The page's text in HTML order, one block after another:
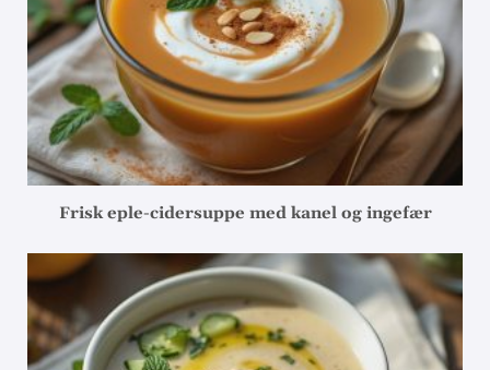
Frisk eple-cidersuppe med kanel og ingefær